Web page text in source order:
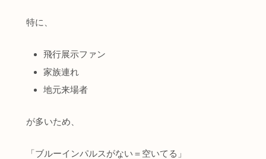
特に、
飛行展示ファン
家族連れ
地元来場者
が多いため、
「ブルーインパルスがない＝空いてる」